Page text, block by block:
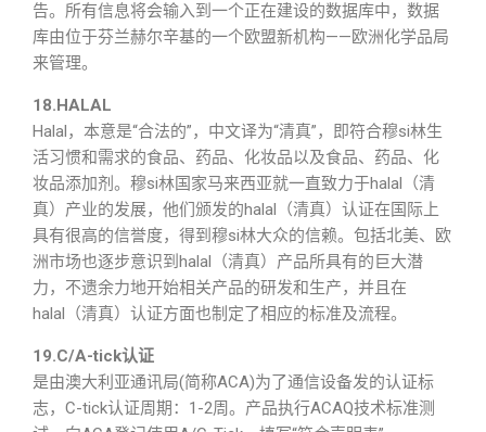
告。所有信息将会输入到一个正在建设的数据库中，数据
库由位于芬兰赫尔辛基的一个欧盟新机构——欧洲化学品局
来管理。
18.HALAL
Halal，本意是“合法的”，中文译为“清真”，即符合穆si林生
活习惯和需求的食品、药品、化妆品以及食品、药品、化
妆品添加剂。穆si林国家马来西亚就一直致力于halal（清
真）产业的发展，他们颁发的halal（清真）认证在国际上
具有很高的信誉度，得到穆si林大众的信赖。包括北美、欧
洲市场也逐步意识到halal（清真）产品所具有的巨大潜
力，不遗余力地开始相关产品的研发和生产，并且在
halal（清真）认证方面也制定了相应的标准及流程。
19.C/A-tick认证
是由澳大利亚通讯局(简称ACA)为了通信设备发的认证标
志，C-tick认证周期：1-2周。产品执行ACAQ技术标准测